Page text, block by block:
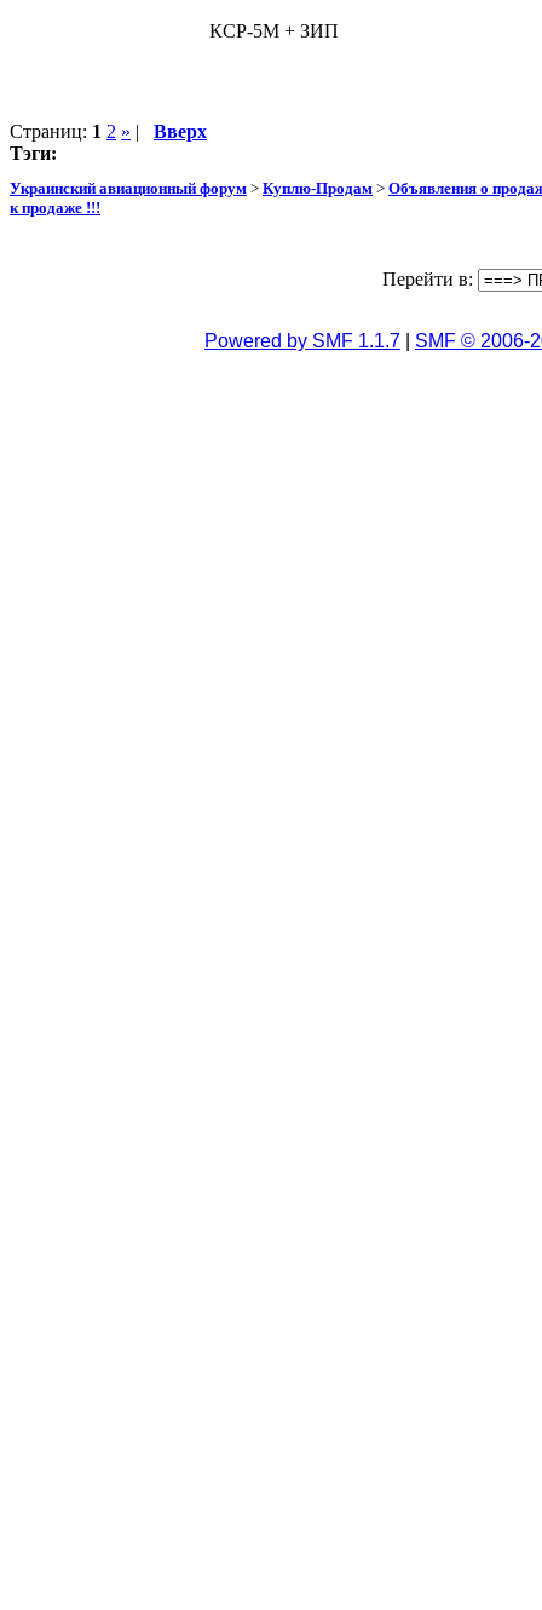
КСР-5М + ЗИП
Страниц: 1 2 » | Вверх
Тэги:
Украинский авиационный форум > Куплю-Продам > Объявления о
к продаже !!!
Перейти в:
Powered by SMF 1.1.7 SMF © 2006-